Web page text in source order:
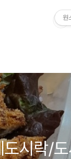
시락/도
원